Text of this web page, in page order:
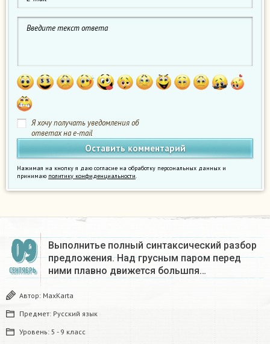
Я хочу получать уведомления об
ответах на e-mail
Нажимая на кнопку я даю согласие на обработку персональных данных и
принимаю политику конфиденциальности.
09
СЕНТЯБРЬ
Выполнитье полный синтаксический разбор
предложения. Над грусным паром перед
ними плавно движется большпя…
Автор: MaxKarta
Предмет: Русский язык
Уровень: 5 - 9 класс